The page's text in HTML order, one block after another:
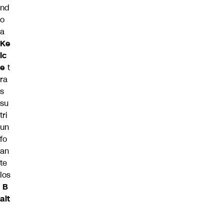
nd
o
a
Ke
lc
e t
ra
s
su
tri
un
fo
an
te
los
B
alt